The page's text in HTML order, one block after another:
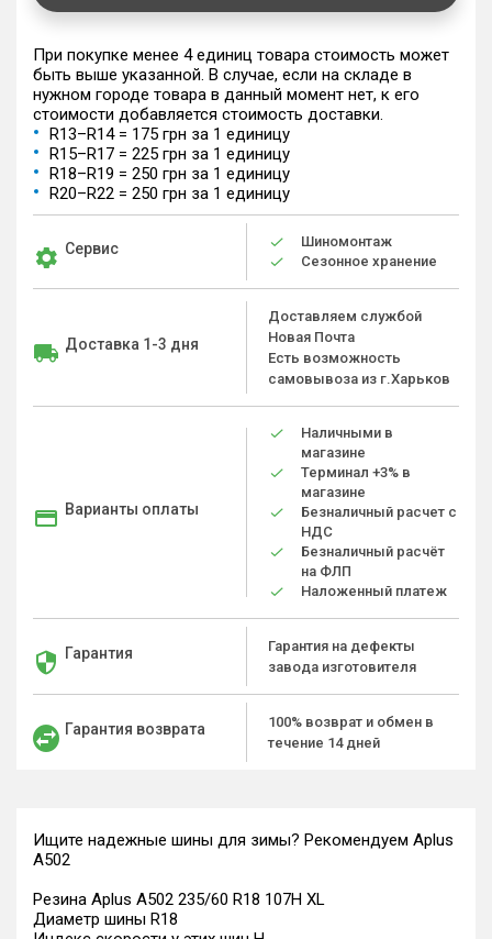
При покупке менее 4 единиц товара стоимость может
быть выше указанной. В случае, если на складе в
нужном городе товара в данный момент нет, к его
стоимости добавляется стоимость доставки.
R13–R14 = 175 грн за 1 единицу
R15–R17 = 225 грн за 1 единицу
R18–R19 = 250 грн за 1 единицу
R20–R22 = 250 грн за 1 единицу
Сервис
Шиномонтаж
Сезонное хранение
Доставка 1-3 дня
Доставляем службой
Новая Почта
Есть возможность
самовывоза из г.Харьков
Варианты оплаты
Наличными в
магазине
Терминал +3% в
магазине
Безналичный расчет с
НДС
Безналичный расчёт
на ФЛП
Наложенный платеж
Гарантия
Гарантия на дефекты
завода изготовителя
Гарантия возврата
100% возврат и обмен в
течение 14 дней
Ищите надежные шины для зимы? Рекомендуем Aplus
A502
Резина Aplus A502 235/60 R18 107H XL
Диаметр шины R18